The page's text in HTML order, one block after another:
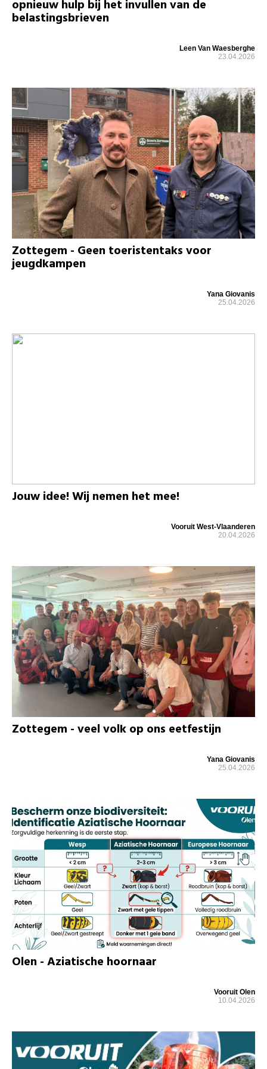
opnieuw hulp bij het invullen van de
belastingsbrieven
Leen Van Waesberghe
23.04.2026
Zottegem - Geen toeristentaks voor
jeugdkampen
Yana Giovanis
25.04.2026
Jouw idee! Wij nemen het mee!
Vooruit West-Vlaanderen
20.04.2026
Zottegem - veel volk op ons eetfestijn
Yana Giovanis
25.04.2026
Olen - Aziatische hoornaar
Vooruit Olen
10.04.2026